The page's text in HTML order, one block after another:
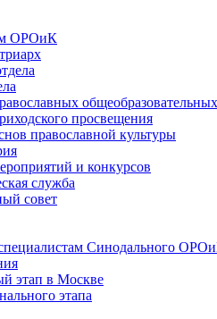
ОРОиК
просвещения
православной культуры
и конкурсов
служба
совет
Синодального
этап в Москве
этапа